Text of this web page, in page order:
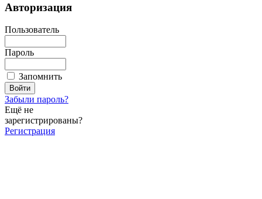
Авторизация
Пользователь
Пароль
Запомнить
Забыли пароль?
Ещё не
зарегистрированы?
Регистрация